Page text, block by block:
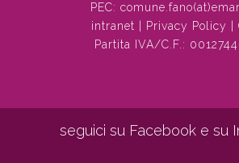
PEC:
intranet
Privacy Policy
Partita IVA/C.F.:
seguici su Facebook e su